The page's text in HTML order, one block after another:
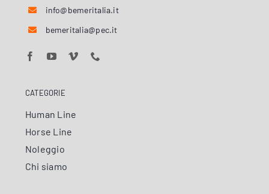
info@bemeritalia.it
bemeritalia@pec.it
CATEGORIE
Human Line
Horse Line
Noleggio
Chi siamo